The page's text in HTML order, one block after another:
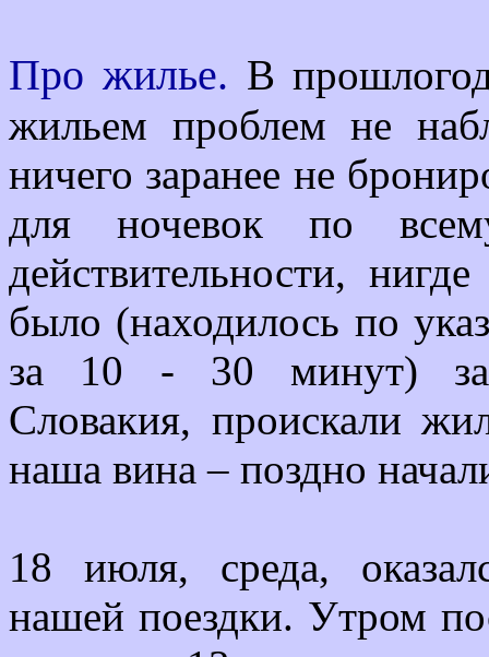
Про жилье. В
жильем проблем не
ничего заранее не
для ночевок по
действительности,
было (находилось по
за 10 - 30 минут) за
Словакия, проискали
наша вина – поздно
18 июля, среда,
нашей поездки. Утром